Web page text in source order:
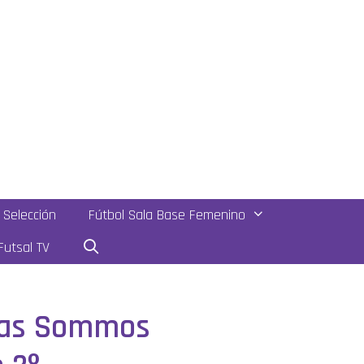
Selección
Fútbol Sala Base Femenino
TV
Sommos